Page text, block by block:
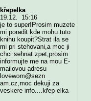
křepelka
19.12. 15:16
je to super!Prosim muzete
mi poradit kde mohu tuto
knihu koupit?Strat ila se
mi pri stehovani,a moc ji
chci sehnat zpet,prosim
informujte me na mou E-
mailovou adresu
lovewom@sezn
am.cz,moc dekuji za
veskere info....křep elka